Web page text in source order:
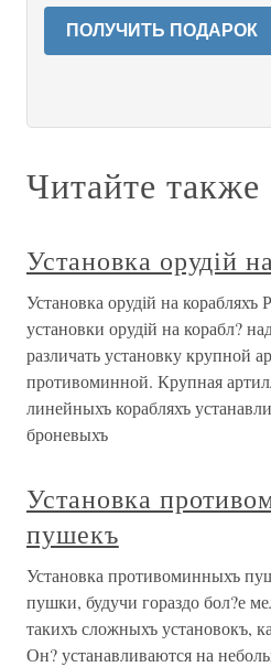
ПОЛУЧИТЬ ПОДАРОК
Читайте также
Установка орудій
Установка орудій на корабляхъ
установки орудій на корабл?
различать установку крупной
противоминной. Крупная
линейныхъ корабляхъ
броневыхъ
Установка
пушекъ
Установка противоминныхъ
пушки, будучи гораздо бол?е
такихъ сложныхъ установокъ,
Он? устанавливаются на